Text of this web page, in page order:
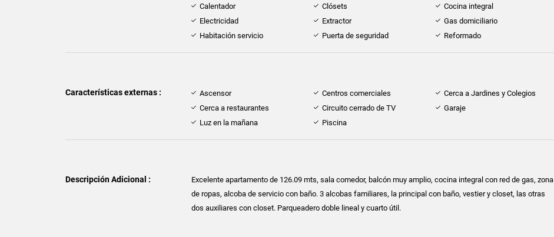
Calentador
Clósets
Cocina integral
Electricidad
Extractor
Gas domiciliario
Habitación servicio
Puerta de seguridad Reformado
Características externas : Ascensor Centros comerciales
Cerca a Jardines y Colegios
Cerca a restaurantes
Circuito cerrado de TV
Garaje
Luz en la mañana
Piscina
Descripción Adicional :
Excelente apartamento de 126.09 mts, sala comedor, balcón muy amplio, cocina integral con red de gas, zona
de ropas, alcoba de servicio con baño. 3 alcobas familiares, la principal con baño, vestier y closet, las otras
dos auxiliares con closet. Parqueadero doble lineal y cuarto útil.